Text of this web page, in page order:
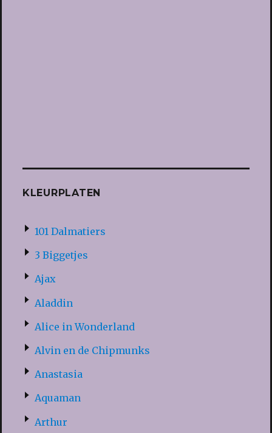
KLEURPLATEN
101 Dalmatiers
3 Biggetjes
Ajax
Aladdin
Alice in Wonderland
Alvin en de Chipmunks
Anastasia
Aquaman
Arthur